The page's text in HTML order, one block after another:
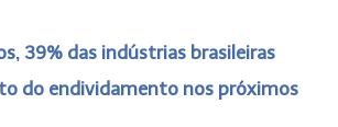
39% das indústrias brasileiras
do endividamento nos próximos